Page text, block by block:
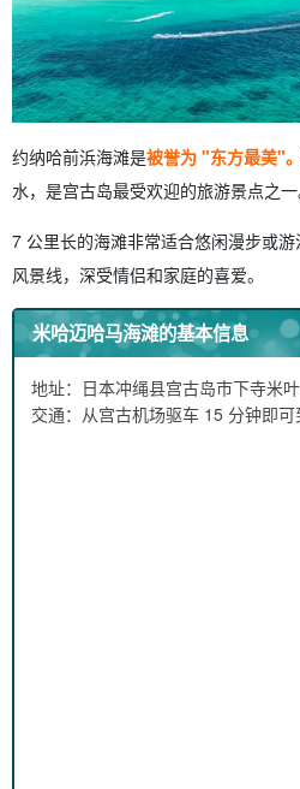
约纳哈前浜海滩是被誉为 "东方最美"。
水，是宫古岛最受欢迎的旅游景点之一
7 公里长的海滩非常适合悠闲漫步或
风景线，深受情侣和家庭的喜爱。
米哈迈哈马海滩的基本信息
地址：日本冲绳县宫古岛市下寺米
交通：从宫古机场驱车 15 分钟即可